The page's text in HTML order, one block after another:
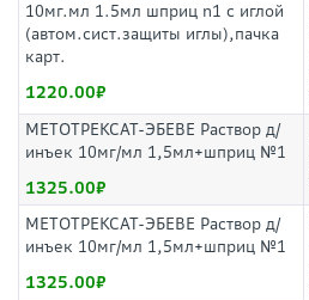
10мг.мл 1.5мл шприц n1 с иглой
(автом.сист.защиты иглы),пачка
карт.
1220.00
МЕТОТРЕКСАТ-ЭБЕВЕ Раствор д/
инъек 10мг/мл 1,5мл+шприц №1
1325.00
МЕТОТРЕКСАТ-ЭБЕВЕ Раствор д/
инъек 10мг/мл 1,5мл+шприц №1
1325.00